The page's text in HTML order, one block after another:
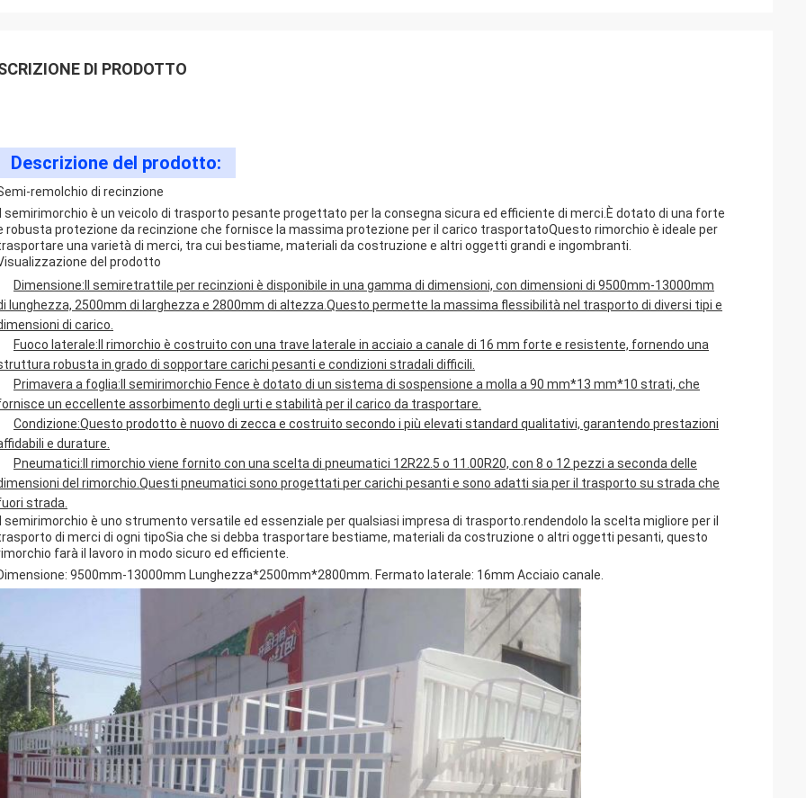
DI PRODOTTO
Descrizione del prodotto:
remolchio di recinzione
semirimorchio è un veicolo di trasporto pesante progettato per la consegna sicura ed efficiente di merci.È dotato di una forte
robusta protezione da recinzione che fornisce la massima protezione per il carico trasportatoQuesto rimorchio è ideale per
una varietà di merci, tra cui bestiame, materiali da costruzione e altri oggetti grandi e ingombranti.
del prodotto
Dimensione: Il semiretrattile per recinzioni è disponibile in una gamma di dimensioni, con dimensioni di 9500mm-13000mm
lunghezza, 2500mm di larghezza e 2800mm di altezza.Questo permette la massima flessibilità nel trasporto di diversi tipi e
di carico.
Fuoco laterale: Il rimorchio è costruito con una trave laterale in acciaio a canale di 16 mm forte e resistente, fornendo una
robusta in grado di sopportare carichi pesanti e condizioni stradali difficili.
Primavera a foglia: Il semirimorchio Fence è dotato di un sistema di sospensione a molla a 90 mm*13 mm*10 strati, che
un eccellente assorbimento degli urti e stabilità per il carico da trasportare.
Condizione:Questo prodotto è nuovo di zecca e costruito secondo i più elevati standard qualitativi, garantendo prestazioni
e durature.
Pneumatici: Il rimorchio viene fornito con una scelta di pneumatici 12R22.5 o 11.00R20, con 8 o 12 pezzi a seconda delle
del rimorchio.Questi pneumatici sono progettati per carichi pesanti e sono adatti sia per il trasporto su strada che
strada.
semirimorchio è uno strumento versatile ed essenziale per qualsiasi impresa di trasporto.rendendolo la scelta migliore per il
di merci di ogni tipoSia che si debba trasportare bestiame, materiali da costruzione o altri oggetti pesanti, questo
farà il lavoro in modo sicuro ed efficiente.
9500mm-13000mm Lunghezza*2500mm*2800mm. Fermato laterale: 16mm Acciaio canale.